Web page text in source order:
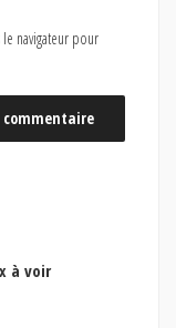
navigateur pour
à voir